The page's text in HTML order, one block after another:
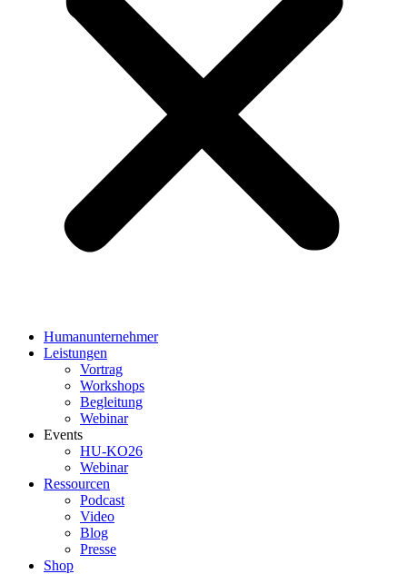
Humanunternehmer
Leistungen
Vortrag
Workshops
Begleitung
Webinar
Events
HU-KO26
Webinar
Ressourcen
Podcast
Video
Blog
Presse
Shop